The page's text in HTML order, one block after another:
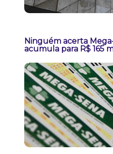
Ninguém acerta
acumula para R$ 165